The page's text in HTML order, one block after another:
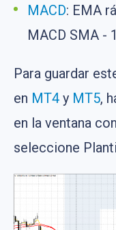
MACD: EMA
MACD SMA -
Para guardar
en MT4 y MT5,
en la ventana
seleccione